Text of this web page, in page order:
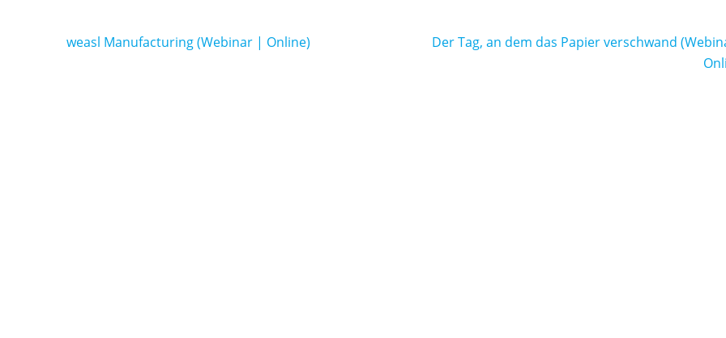
Beitragsnavigation
weasl Manufacturing (Webinar | Online)
Der Tag, an dem das Papier verschwand